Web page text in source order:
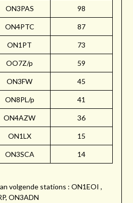
ON3PAS 98
ON4PTC 87
ON1PT 73
OO7Z/p 59
ON3FW 45
ON8PL/p 41
ON4AZW 36
ON1LX 15
ON3SCA 14
volgende stations : ON1EOI ,
ON3ADN